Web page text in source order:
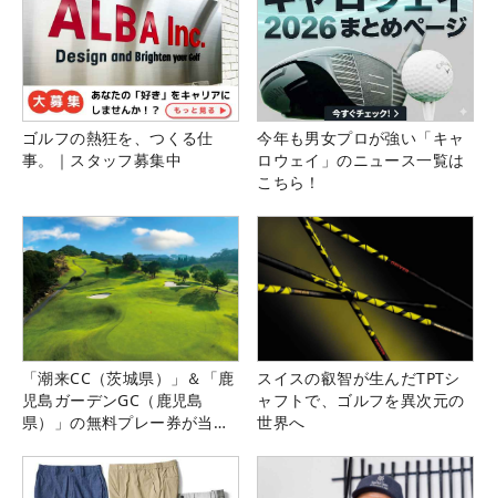
ゴルフの熱狂を、つくる仕
事。｜スタッフ募集中
今年も男女プロが強い「キャ
ロウェイ」のニュース一覧は
こちら！
「潮来CC（茨城県）」＆「鹿
児島ガーデンGC（鹿児島
県）」の無料プレー券が当た
スイスの叡智が生んだTPTシ
ャフトで、ゴルフを異次元の
世界へ